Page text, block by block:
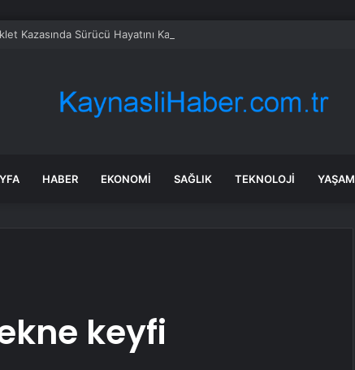
Kazasında Sürücü Hayatını Kaybetti
HABER EKONOMI SAĞLIK TEKNOLOJI YAŞAM
keyfi